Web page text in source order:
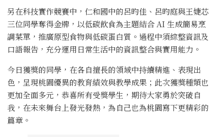
另在科技實作競賽中，仁和國中的呂昀佳、呂昀庭與王婕芯
三位同學奪得金牌，以低碳飲食為主題結合 AI 生成簡易烹
調菜單，推廣原型食物與低碳蛋白質。過程中須綜整資訊及
口語報告，充分運用日常生活中的資訊整合與實用能力。
今日獲獎的同學，在各自擅長的領域中持續精進、表現出
色，呈現桃園優異的教育績效與教學成果；此次獲獎種類也
更加全面多元，恭喜所有受獎學生，期待大家勇於突破自
我，在未來舞台上發光發熱，為自己也為桃園寫下更精彩的
篇章。